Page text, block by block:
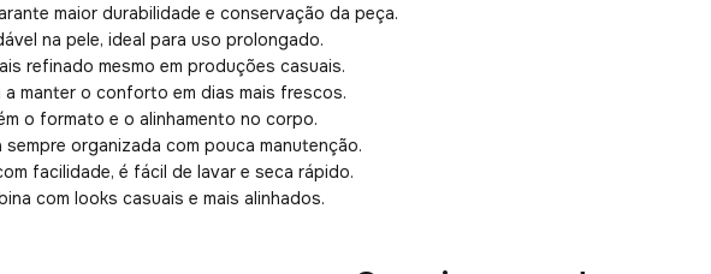
maior durabilidade e conservação da peça.
na pele, ideal para uso prolongado.
refinado mesmo em produções casuais.
a manter o conforto em dias mais frescos.
o formato e o alinhamento no corpo.
sempre organizada com pouca manutenção.
facilidade, é fácil de lavar e seca rápido.
com looks casuais e mais alinhados.